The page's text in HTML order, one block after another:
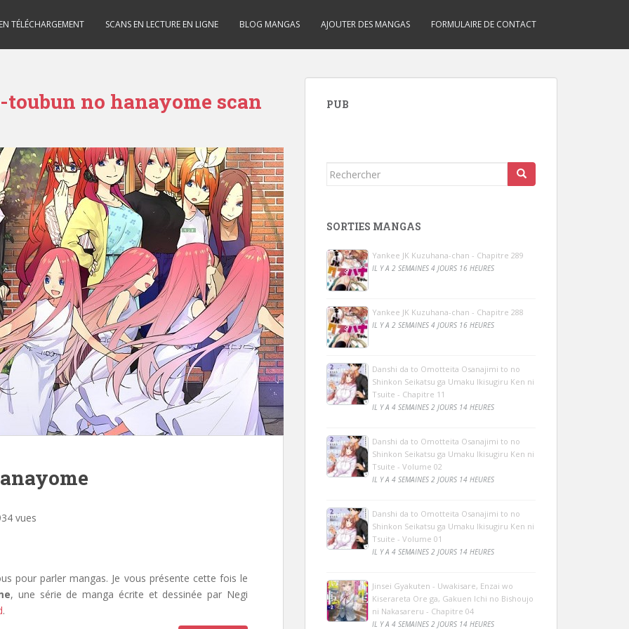
TÉLÉCHARGEMENT SCANS EN LECTURE EN LIGNE BLOG MANGAS AJOUTER DES MANGAS FORMULAIRE DE CONTACT
toubun no hanayome scan
vues
pour parler mangas. Je vous présente cette fois le
, une série de manga écrite et dessinée par Negi
.
PUB
Rechercher...
SORTIES MANGAS
Yankee JK Kuzuhana-chan - Chapitre 289
IL Y A 2 SEMAINES 4 JOURS 16 HEURES
Yankee JK Kuzuhana-chan - Chapitre 288
IL Y A 2 SEMAINES 4 JOURS 16 HEURES
Danshi da to Omotteita Osanajimi to no
Shinkon Seikatsu ga Umaku Ikisugiru Ken ni
Tsuite - Chapitre 11
IL Y A 4 SEMAINES 2 JOURS 14 HEURES
Danshi da to Omotteita Osanajimi to no
Shinkon Seikatsu ga Umaku Ikisugiru Ken ni
Tsuite - Volume 02
IL Y A 4 SEMAINES 2 JOURS 14 HEURES
Danshi da to Omotteita Osanajimi to no
Shinkon Seikatsu ga Umaku Ikisugiru Ken ni
Tsuite - Volume 01
IL Y A 4 SEMAINES 2 JOURS 14 HEURES
Jinsei Gyakuten - Uwakisare, Enzai wo
Kiserareta Ore ga, Gakuen Ichi no Bishoujo
ni Nakasareru - Chapitre 04
IL Y A 4 SEMAINES 2 JOURS 14 HEURES